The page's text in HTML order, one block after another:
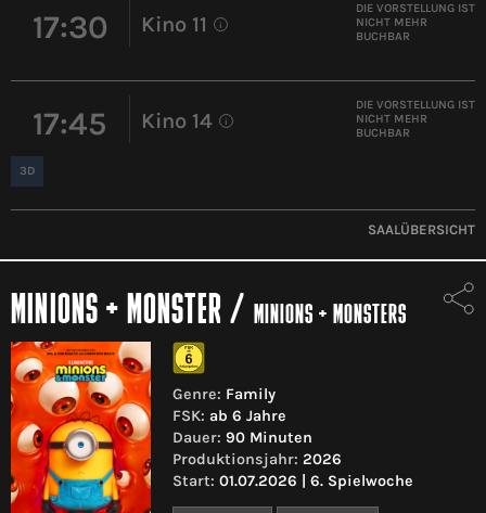
17:30 Kino 11 i
DIE VORSTELLUNG IST
NICHT MEHR
BUCHBAR
17:45 Kino 14 i
3D
DIE VORSTELLUNG IST
NICHT MEHR
BUCHBAR
SAALÜBERSICHT
MINIONS + MONSTER / MINIONS + MONSTERS
Genre: Family
FSK: ab 6 Jahre
Dauer: 90 Minuten
Produktionsjahr: 2026
Start: 01.07.2026 | 6. Spielwoche